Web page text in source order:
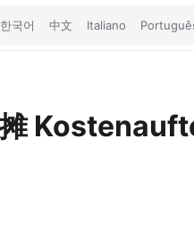
한국어 中文 Italiano